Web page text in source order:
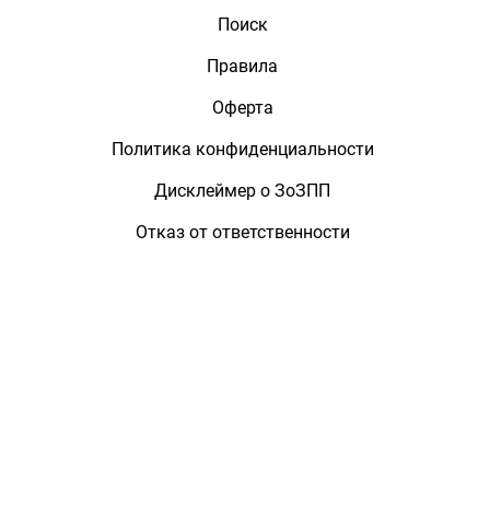
Поиск
Правила
Оферта
Политика конфиденциальности
Дисклеймер о ЗоЗПП
Отказ от ответственности